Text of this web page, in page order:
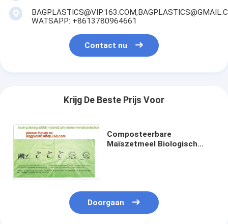
WATSAPP: +8613780964661
Contact nu
Krijg De Beste Prijs Voor
Composteerbare
Maïszetmeel Biologisch
Doorgaan